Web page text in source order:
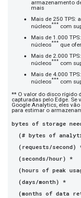
armazenamento
mais
Mais de 250 TPS:
núcleos*** com
Mais de 1.000
núcleos*** que
Mais de 2.000
núcleos*** com
Mais de 4.000
núcleos*** com
** O valor do disco rígido
capturadas pelo Edge. Se
Google Analytics, eles
para estimar o
bytes of storage
(# bytes of
(requests/second)
(seconds/hour) *
(hours of peak
(days/month) *
(months of data